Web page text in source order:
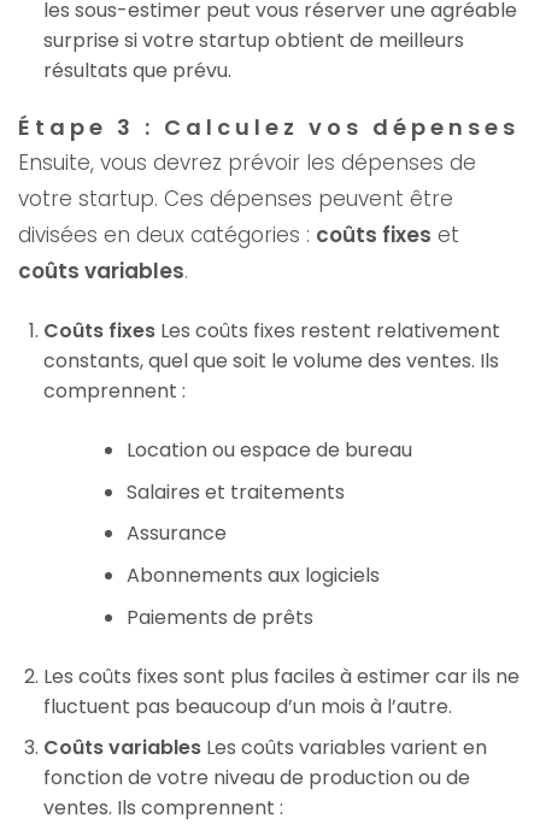
les sous-estimer peut vous réserver une agréable
surprise si votre startup obtient de meilleurs
résultats que prévu.
Étape 3 : Calculez vos dépenses
Ensuite, vous devrez prévoir les dépenses de
votre startup. Ces dépenses peuvent être
divisées en deux catégories : coûts fixes et
coûts variables.
Coûts fixesLes coûts fixes restent relativement
constants, quel que soit le volume des ventes. Ils
comprennent :
Location ou espace de bureau
Salaires et traitements
Assurance
Abonnements aux logiciels
Paiements de prêts
Les coûts fixes sont plus faciles à estimer car ils ne
fluctuent pas beaucoup d’un mois à l’autre.
Coûts variablesLes coûts variables varient en
fonction de votre niveau de production ou de
ventes. Ils comprennent :